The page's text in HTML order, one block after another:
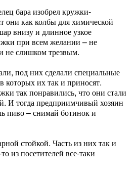
бара изобрел кружки-
они как колбы для химической
внизу и длинное узкое
при всем желании – не
не слишком трезвым.
под них сделали специальные
которых их так и приносят.
так понравились, что они стали
И тогда предприимчивый хозяин
пиво – снимай ботинок и
стойкой. Часть из них так и
из посетителей все-таки